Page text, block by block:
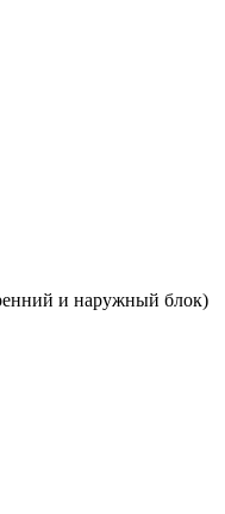
и наружный блок)